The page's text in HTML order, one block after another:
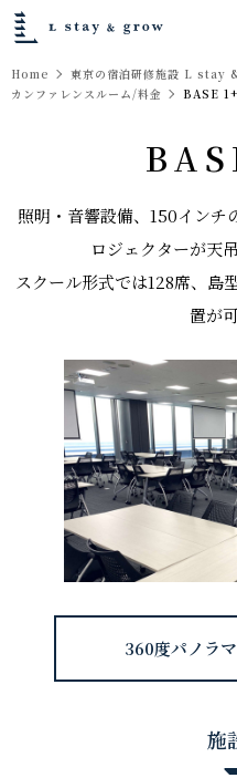
Home
東京の宿泊研修施設 L stay
カンファレンスルーム/料金
BASE
照明・⾳響設備、150イン
ロジェクターが天
スクール形式では128席、島
置が
360度パノラ
施